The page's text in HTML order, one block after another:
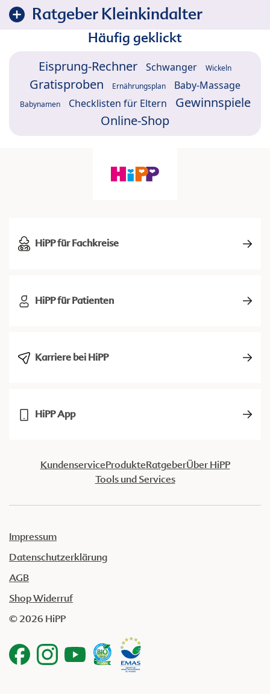
Ratgeber Kleinkindalter
Häufig geklickt
Eisprung-Rechner Schwanger Wickeln
Gratisproben Ernährungsplan Baby-Massage
Babynamen Checklisten für Eltern
Gewinnspiele
Online-Shop
HiPP für Fachkreise
HiPP für Patienten
Karriere bei HiPP
HiPP App
KundenserviceProdukteRatgeberÜber HiPP
Tools und Services
Impressum
Datenschutzerklärung
AGB
Shop Widerruf
© 2026 HiPP